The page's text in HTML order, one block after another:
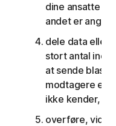
dine ansatte
andet er
dele data eller
stort antal
at sende blast-
modtagere
ikke kender,
overføre,